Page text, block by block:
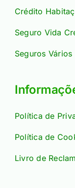
Crédito
Seguro Vida
Seguros Vários
Política de
Política de
Livro de